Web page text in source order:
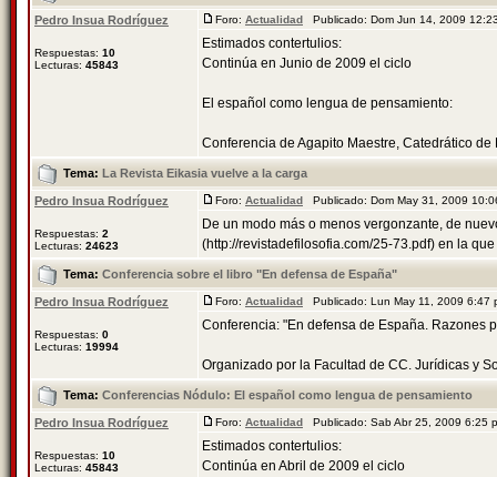
Pedro Insua Rodríguez
Respuestas: 10
Lecturas: 45843
Foro: Actualidad Publicado: Dom Jun 14, 2009
Estimados contertulios:
Continúa en Junio de 2009 el ciclo
El español como lengua de pensamiento:
Conferencia de Agapito Maestre, Catedrático
Tema: La Revista Eikasia vuelve a la carga
Pedro Insua Rodríguez
Respuestas: 2
Lecturas: 24623
Foro: Actualidad Publicado: Dom May 31, 2009
De un modo más o menos vergonzante, de
(http://revistadefilosofia.com/25-73.pdf) en la
Tema: Conferencia sobre el libro "En defensa de España"
Pedro Insua Rodríguez
Respuestas: 0
Lecturas: 19994
Foro: Actualidad Publicado: Lun May 11, 2009
Conferencia: "En defensa de España. Razones
Organizado por la Facultad de CC. Jurídicas y
Tema: Conferencias Nódulo: El español como lengua de pensamiento
Pedro Insua Rodríguez
Respuestas: 10
Lecturas: 45843
Foro: Actualidad Publicado: Sab Abr 25, 2009
Estimados contertulios:
Continúa en Abril de 2009 el ciclo